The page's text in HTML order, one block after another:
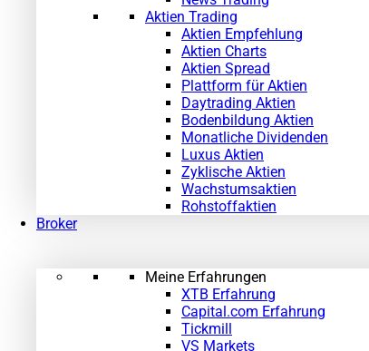
Aktien Trading
Aktien Empfehlung
Aktien Charts
Aktien Spread
Plattform für Aktien
Daytrading Aktien
Bodenbildung Aktien
Monatliche Dividenden
Luxus Aktien
Zyklische Aktien
Wachstumsaktien
Rohstoffaktien
Broker
Meine Erfahrungen
XTB Erfahrung
Capital.com Erfahrung
Tickmill
VS Markets